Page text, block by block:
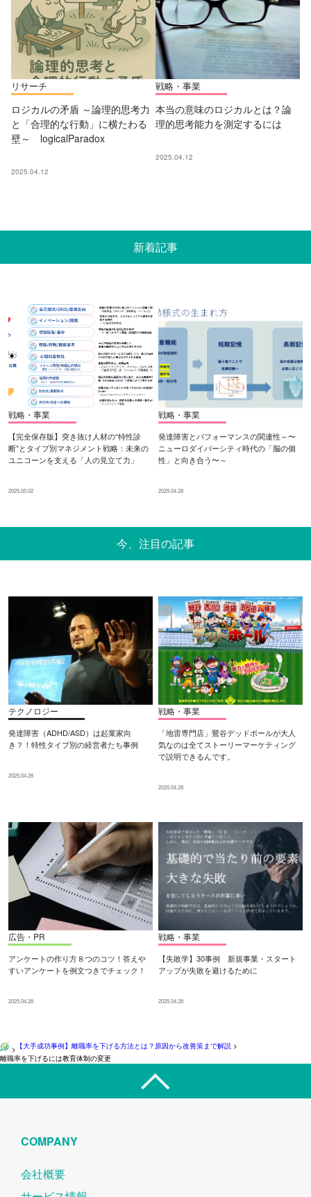
リサーチ
ロジカルの矛盾 ～論理的思考力
と「合理的な行動」に横たわる
壁～ logicalParadox
2025.04.12
戦略・事業
本当の意味のロジカルとは？論
理的思考能力を測定するには
2025.04.12
新着記事
戦略・事業
【完全保存版】突き抜け人材の“特性診
断”とタイプ別マネジメント戦略：未来の
ユニコーンを支える「人の見立て力」
2025.05.02
戦略・事業
発達障害とパフォーマンスの関連性～〜
ニューロダイバーシティ時代の「脳の個
性」と向き合う〜～
2025.04.28
今、注目の記事
テクノロジー
発達障害（ADHD/ASD）は起業家向
き？！特性タイプ別の経営者たち事例
2025.04.28
戦略・事業
「地雷専門店」鶯谷デッドボールが大人
気なのは全てストーリーマーケティング
で説明できるんです。
2025.04.28
広告・PR
アンケートの作り方８つのコツ！答えや
すいアンケートを例文つきでチェック！
2025.04.28
戦略・事業
【失敗学】30事例 新規事業・スタート
アップが失敗を避けるために
2025.04.28
> 【大手成功事例】離職率を下げる方法とは？原因から改善策まで解説 >
離職率を下げるには教育体制の変更
COMPANY
会社概要